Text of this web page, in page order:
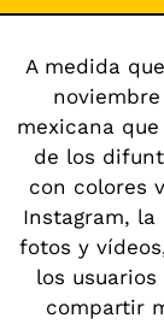
A medida
mexicana
de los
con colores
Instagram,
fotos y
los
compartir